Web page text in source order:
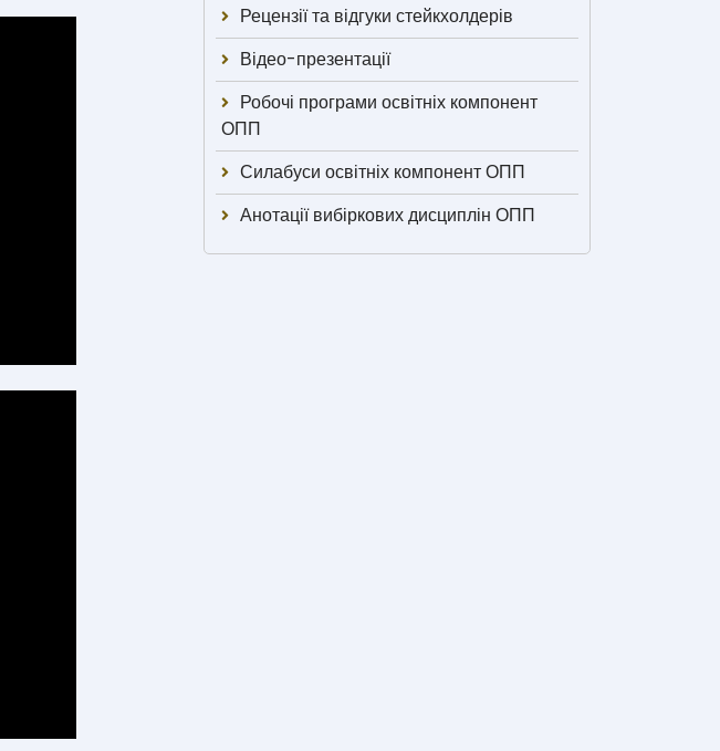
Рецензії та відгуки стейкхолдерів
Відео-презентації
Робочі програми освітніх компонент
ОПП
Силабуси освітніх компонент ОПП
Анотації вибіркових дисциплін ОПП